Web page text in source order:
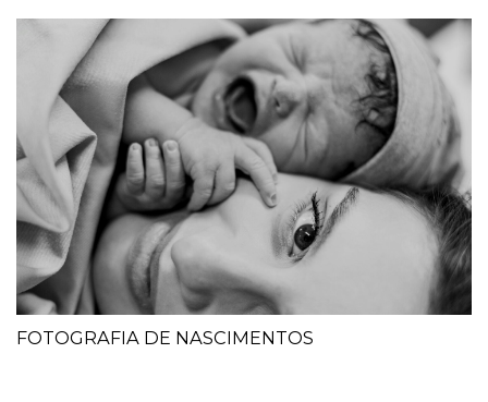
FOTOGRAFIA DE NASCIMENTOS